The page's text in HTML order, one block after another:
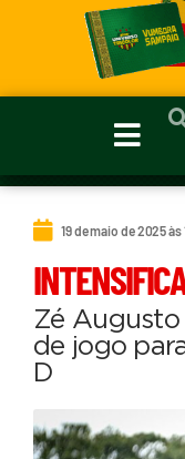
19 de maio de 2025 às
Zé
de jogo
D